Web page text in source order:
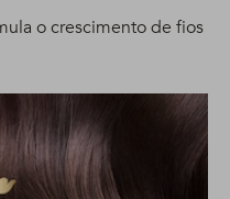
o crescimento de fios